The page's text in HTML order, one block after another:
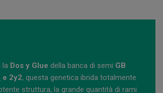
la Dos y Glue della banca di semi GB
e 2y2, questa genetica ibrida totalmente
struttura, la grande quantità di rami